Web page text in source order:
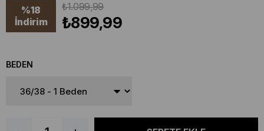
%18
İndirim
₺1.099,99
₺899,99
BEDEN